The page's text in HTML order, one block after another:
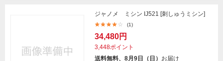
ジャノメ ミシン IJ521 [刺しゅうミシン]
(1)
34,480円
3,448ポイント
送料無料、8月9日（日） お届け